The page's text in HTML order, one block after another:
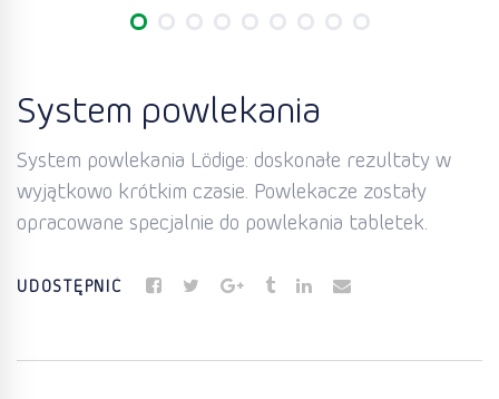
System powlekania
System powlekania Lödige: doskonałe rezultaty w
wyjątkowo krótkim czasie. Powlekacze zostały
opracowane specjalnie do powlekania tabletek.
UDOSTĘPNIĆ